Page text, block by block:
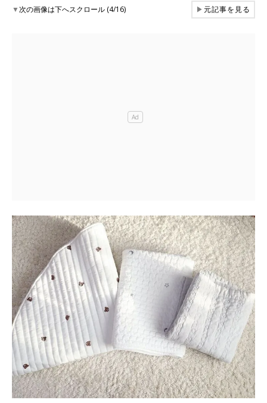
▼次の画像は下へスクロール (4/16) ▶元記事を見る